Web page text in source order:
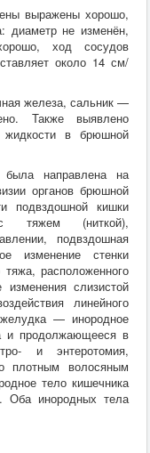
выражены хорошо,
диаметр не изменён,
ход сосудов
около 14 см/
железа, сальник —
Также выявлено
жидкости в брюшной
была направлена на
органов брюшной
подвздошной кишки
тяжем (ниткой),
подвздошная
изменение стенки
расположенного
слизистой
линейного
— инородное
и продолжающееся в
и энтеротомия,
плотным волосяным
тело кишечника
Оба инородных тела